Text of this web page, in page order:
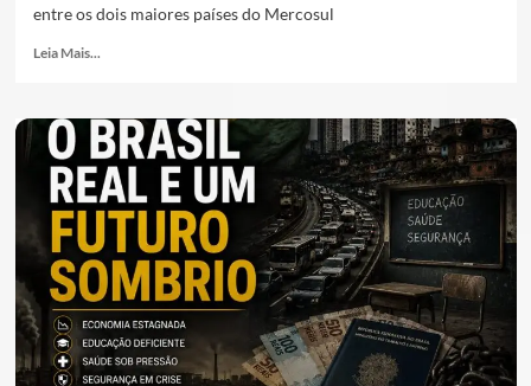
entre os dois maiores países do Mercosul
Leia Mais...